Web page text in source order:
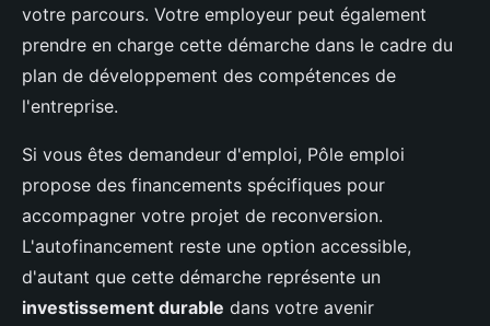
votre parcours. Votre employeur peut également
prendre en charge cette démarche dans le cadre du
plan de développement des compétences de
l'entreprise.
Si vous êtes demandeur d'emploi, Pôle emploi
propose des financements spécifiques pour
accompagner votre projet de reconversion.
L'autofinancement reste une option accessible,
d'autant que cette démarche représente un
investissement durable dans votre avenir